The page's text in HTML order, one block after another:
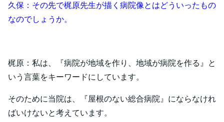
久保：その先で梶原先生が描く病院像とはどういったもの
なのでしょうか。
梶原：私は、『病院が地域を作り、地域が病院を作る』と
いう言葉をキーワードにしています。
そのために当院は、『屋根のない総合病院』にならなけれ
ばいけないと考えています。